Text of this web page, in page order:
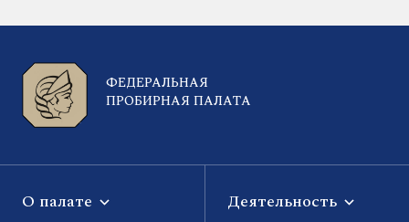
ФЕДЕРАЛЬНАЯ
ПРОБИРНАЯ ПАЛАТА
О палате Деятельность